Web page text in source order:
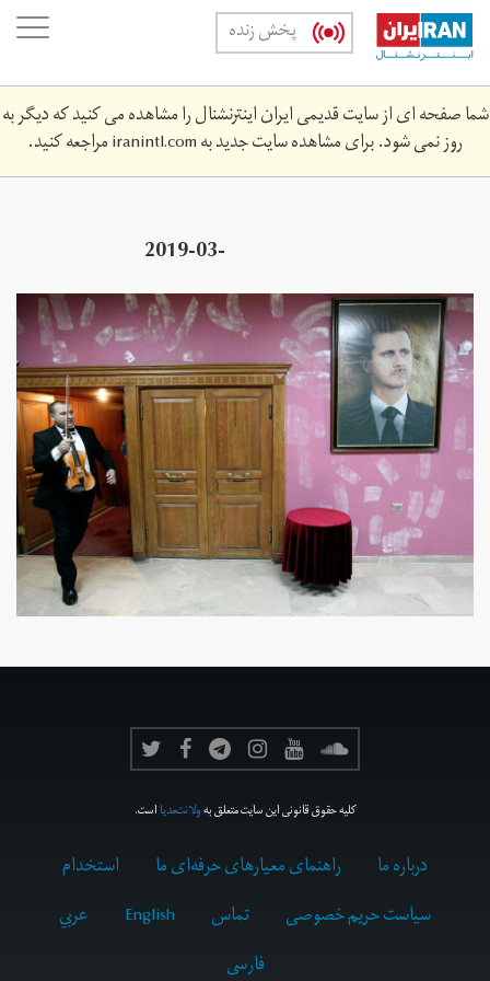
Skip
main
content
پخش زنده
شما صفحه ای از سایت قدیمی ایران اینترنشنال را مشاهده می کنید که دیگر به
روز نمی شود. برای مشاهده سایت جدید بهiranintl.comمراجعه کنید.
2019-03-
crisis-syria-timeline.jpg
کلیه حقوق قانونی این سایت متعلق بهولانت‌مدیااست.
درباره ما راهنمای معیارهای حرفه‌ای ما
استخدام
سیاست حریم خصوصی
تماس English
عربي
فارسى